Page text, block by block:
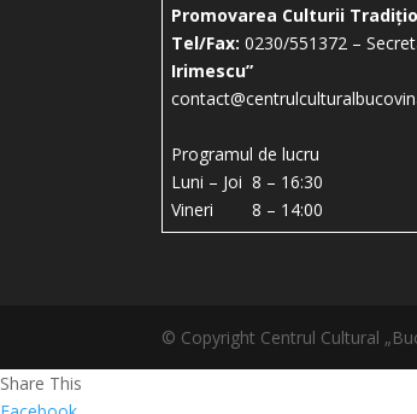
Promovarea Culturii
Tel/Fax: 0230/551372 –
Irimescu”
Programul de lucru
Luni – Joi 8 – 16:30
Vineri 8 – 14:00
© Copyright Centrul Cultural
Share This